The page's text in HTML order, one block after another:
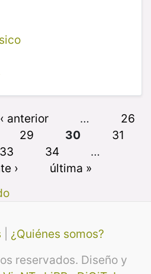
‹ anterior …
26
29 30
31
33 34
…
›
última »
¿Quiénes somos?
reservados. Diseño y